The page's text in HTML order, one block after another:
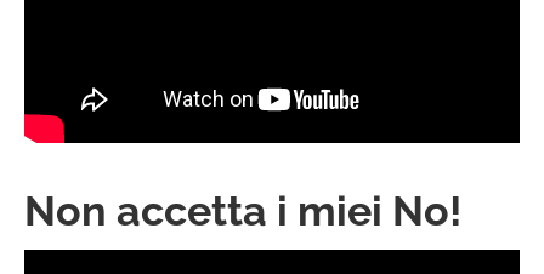
Non accetta i miei No!